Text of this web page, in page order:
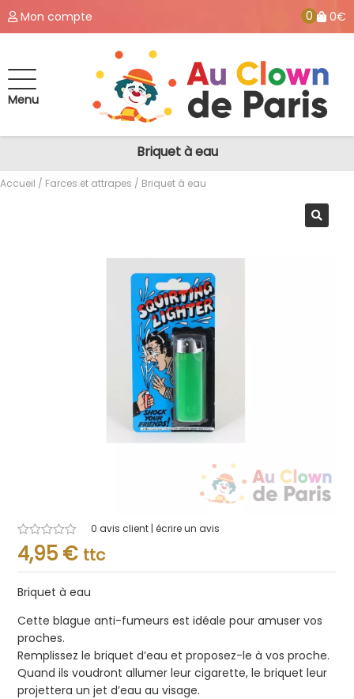
Mon compte 0 0€
Menu
Briquet à eau
Accueil / Farces et attrapes / Briquet à eau
Note
0.001
sur
0 avis client | écrire un avis
4,95 € ttc
Briquet à eau
Cette blague anti-fumeurs est idéale pour amuser vos
proches.
Remplissez le briquet d’eau et proposez-le à vos proche.
Quand ils voudront allumer leur cigarette, le briquet leur
projettera un jet d’eau au visage.